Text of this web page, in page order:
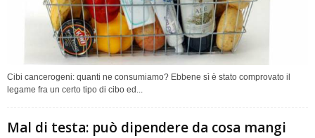
Cibi cancerogeni: quanti ne consumiamo? Ebbene sì è stato comprovato il
legame fra un certo tipo di cibo ed...
Mal di testa: può dipendere da cosa mangi